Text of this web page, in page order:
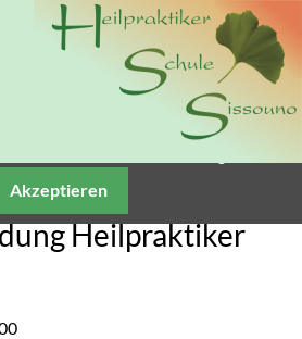
Heilpraktiker
Um unsere Webseite für Sie
und fortlaufend verbessern zu
wir Cookies. Durch die weitere
stimmen Sie der Verwendung
Informationen zu Cookies
Akzeptieren